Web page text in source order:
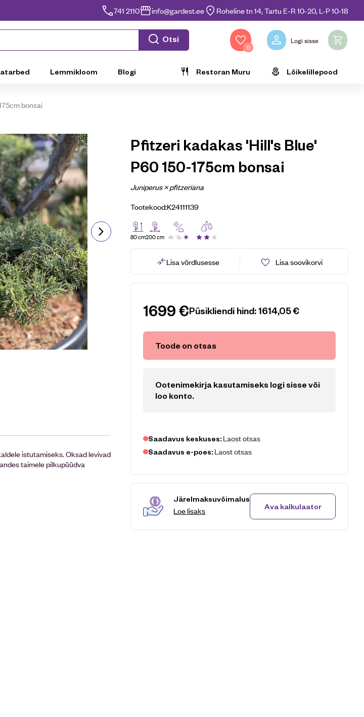
741 2110 info@gardest.ee Roheline tn 14, Tartu E-R 10-20, L-P 10-18
Otsi
0
Logi sisse
Lemmikloom Blogi Restoran Muru Lõikelillepood
bonsai
istutamiseks. Oksad levivad
taimele pilkupüüdva
Pfitzeri kadakas 'Hill's Blue'
P60 150-175cm bonsai
Juniperus × pfitzeriana
Tootekood:K24111139
80 cm200 cm
Lisa võrdlusesse Lisa soovikorvi
1699€Püsikliendi hind:1614,05€
Toode on otsas
Ootenimekirja kasutamiseks logi sisse või
loo konto.
Saadavus keskuses: Laost otsas
Saadavus e-poes: Laost otsas
Järelmaksuvõimalus
Loe lisaks Ava kalkulaator